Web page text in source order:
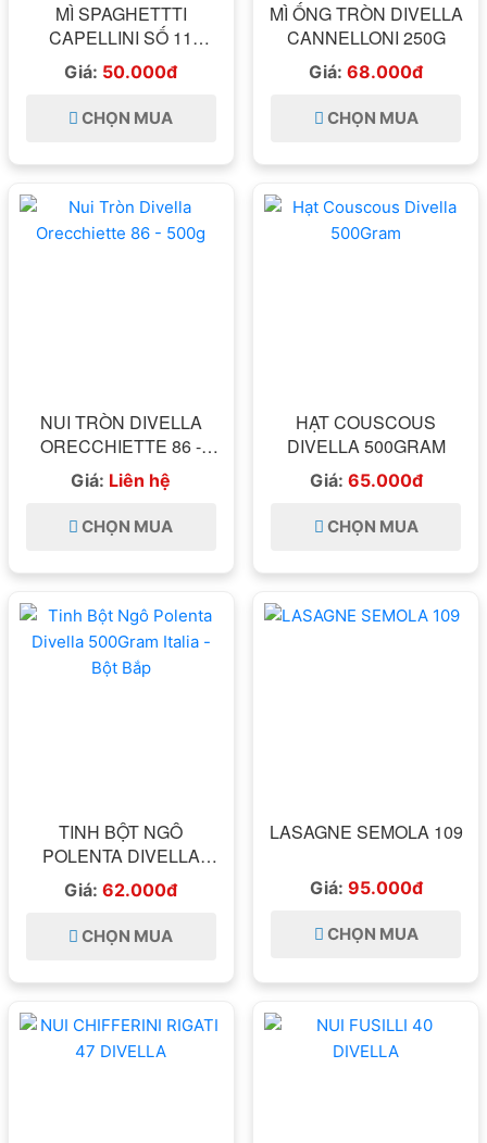
MÌ SPAGHETTTI
CAPELLINI SỐ 11
DIVELLA 500GR - MỆNH
DANH SỢI TÓC THIÊN
THẦN ANGEL HAIR
ITALIA
Giá: 50.000đ
CHỌN MUA
MÌ ỐNG TRÒN DIVELLA
CANNELLONI 250G
Giá:68.000đ
CHỌN MUA
NUI TRÒN DIVELLA
ORECCHIETTE 86 -
500G
Giá: Liên hệ
CHỌN MUA
HẠT COUSCOUS
DIVELLA 500GRAM
Giá: 65.000đ
CHỌN MUA
TINH BỘT NGÔ
POLENTA DIVELLA
500GRAM ITALIA - BỘT
BẮP
Giá:62.000đ
CHỌN MUA
LASAGNE SEMOLA 109
Giá: 95.000đ
CHỌN MUA